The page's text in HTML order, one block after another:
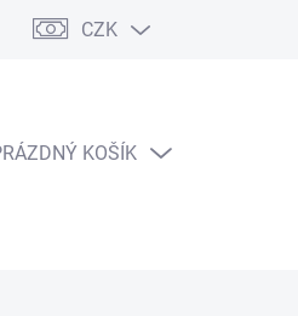
CZK
NÁKUPNÍ
KOŠÍK